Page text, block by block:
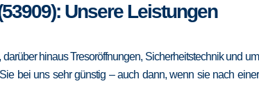
Unsere Leistungen
hinaus Tresoröffnungen, Sicherheitstechnik und
bei uns sehr günstig – auch dann, wenn sie nach